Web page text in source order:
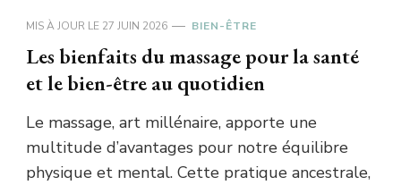
MIS À JOUR LE 27 JUIN 2026 BIEN-ÊTRE
Les bienfaits du massage pour la santé
et le bien-être au quotidien
Le massage, art millénaire, apporte une
multitude d’avantages pour notre équilibre
physique et mental. Cette pratique ancestrale,